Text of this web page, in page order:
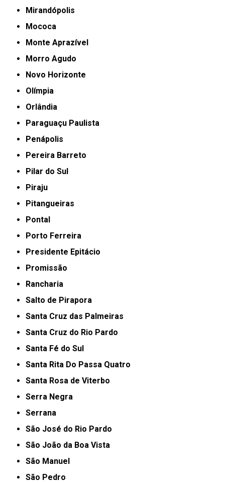
Mirandópolis
Mococa
Monte Aprazível
Morro Agudo
Novo Horizonte
Olímpia
Orlândia
Paraguaçu Paulista
Penápolis
Pereira Barreto
Pilar do Sul
Piraju
Pitangueiras
Pontal
Porto Ferreira
Presidente Epitácio
Promissão
Rancharia
Salto de Pirapora
Santa Cruz das Palmeiras
Santa Cruz do Rio Pardo
Santa Fé do Sul
Santa Rita Do Passa Quatro
Santa Rosa de Viterbo
Serra Negra
Serrana
São José do Rio Pardo
São João da Boa Vista
São Manuel
São Pedro